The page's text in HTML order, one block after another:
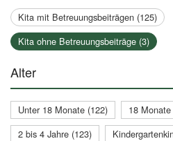
Kita mit Betreuungsbeiträgen (125)
Kita ohne Betreuungsbeiträge (3)
Alter
Unter 18 Monate (122)
18
2 bis 4 Jahre (123)